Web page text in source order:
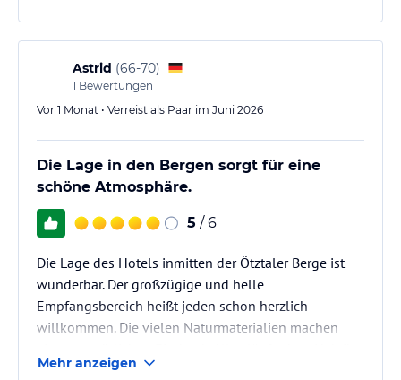
Freitag hat die Therme bis 24 Uhr geöffnet was uns
mit dem Mondscheinbaden einen außergewöhnlich
schönen Start in das Wochenende…
Astrid (66-70)
1 Bewertungen
Vor 1 Monat • Verreist als Paar im Juni 2026
Die Lage in den Bergen sorgt für eine
schöne Atmosphäre.
5 / 6
Die Lage des Hotels inmitten der Ötztaler Berge ist
wunderbar. Der großzügige und helle
Empfangsbereich heißt jeden schon herzlich
willkommen. Die vielen Naturmaterialien machen
und in entspannter Atmosphäre ab.
Mehr anzeigen